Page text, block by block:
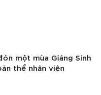
một mùa Giáng Sinh
thể nhân viên